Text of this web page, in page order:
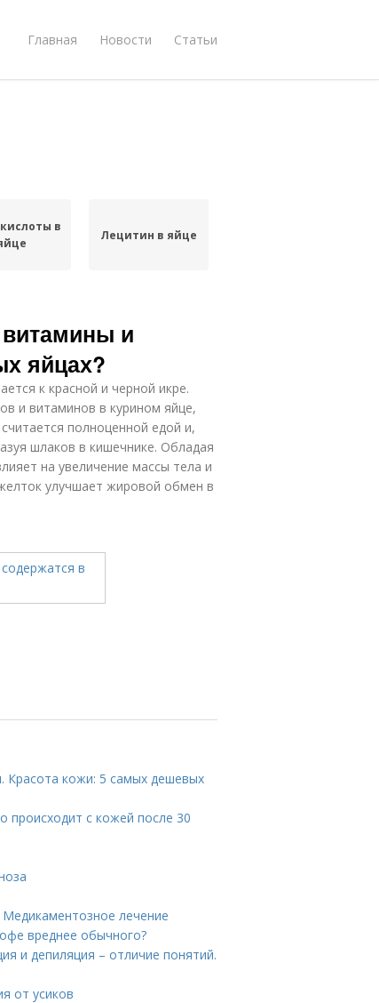
Главная Новости Статьи
в
Лецитин в яйце
и
яйцах?
к красной и черной икре.
и витаминов в курином яйце,
полноценной едой и,
шлаков в кишечнике. Обладая
на увеличение массы тела и
улучшает жировой обмен в
Красота кожи: 5 самых дешевых
происходит с кожей после 30
лечение
вреднее обычного?
и депиляция – отличие понятий.
от усиков